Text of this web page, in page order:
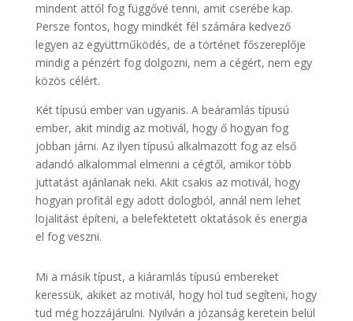
mindent attól fog függővé tenni, amit cserébe kap.
Persze fontos, hogy mindkét fél számára kedvező
legyen az együttműködés, de a történet főszereplője
mindig a pénzért fog dolgozni, nem a cégért, nem egy
közös célért.
Két típusú ember van ugyanis. A beáramlás típusú
ember, akit mindig az motivál, hogy ő hogyan fog
jobban járni. Az ilyen típusú alkalmazott fog az első
adandó alkalommal elmenni a cégtől, amikor több
juttatást ajánlanak neki. Akit csakis az motivál, hogy
hogyan profitál egy adott dologból, annál nem lehet
lojalitást építeni, a belefektetett oktatások és energia
el fog veszni.
Mi a másik típust, a kiáramlás típusú embereket
keressük, akiket az motivál, hogy hol tud segíteni, hogy
tud még hozzájárulni. Nyilván a józanság keretein belül